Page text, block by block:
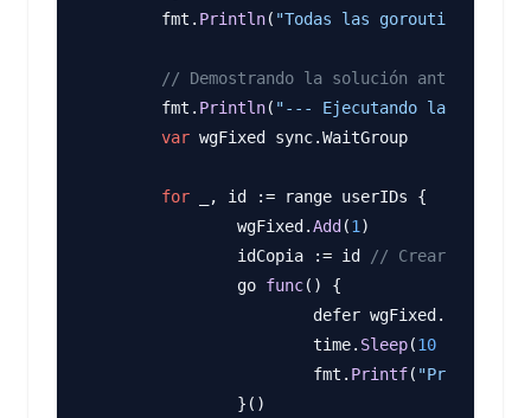
	fmt.
Println( "Todas las goroutines han
// Demostrando la solución antigua
	fmt.
Println( "--- Ejecutando la
var wgFixed sync.WaitGroup
for _, id := range userIDs {
		wgFixed.
Add (1 )
		idCopia := id
// Crear una
		go
func() {
			defer wgFixed.
			time.
Sleep(10
			fmt.
Printf(